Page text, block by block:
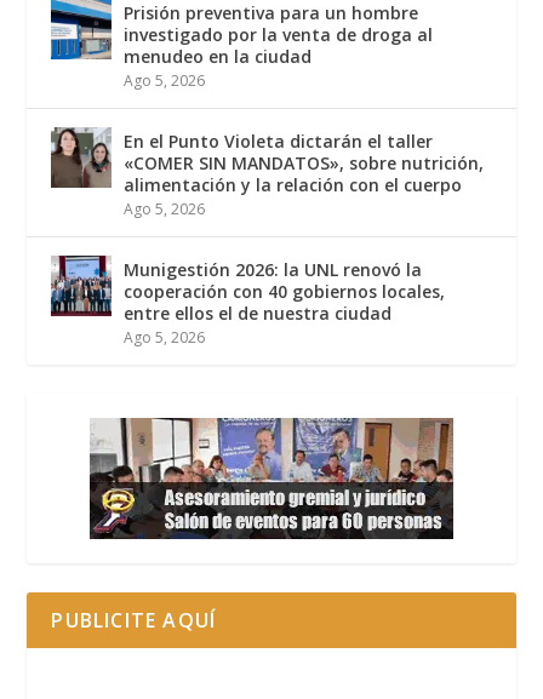
Prisión preventiva para un hombre
investigado por la venta de droga al
menudeo en la ciudad
Ago 5, 2026
En el Punto Violeta dictarán el taller
«COMER SIN MANDATOS», sobre nutrición,
alimentación y la relación con el cuerpo
Ago 5, 2026
Munigestión 2026: la UNL renovó la
cooperación con 40 gobiernos locales,
entre ellos el de nuestra ciudad
Ago 5, 2026
PUBLICITE AQUÍ